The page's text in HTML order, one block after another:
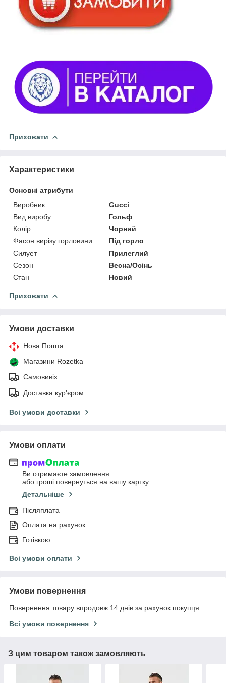
Приховати
Характеристики
Основні атрибути
Виробник
Gucci
Вид виробу
Гольф
Колір
Чорний
Фасон вирізу горловини
Під горло
Силует
Прилеглий
Сезон
Весна/Осінь
Стан
Новий
Приховати
Умови доставки
Нова Пошта
Магазини Rozetka
Самовивіз
Доставка кур'єром
Всі умови доставки
Умови оплати
Ви отримаєте замовлення
або гроші повернуться на вашу картку
Детальніше
Післяплата
Оплата на рахунок
Готівкою
Всі умови оплати
Умови повернення
Повернення товару впродовж 14 днів за рахунок покупця
Всі умови повернення
З цим товаром також замовляють